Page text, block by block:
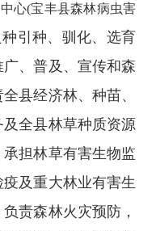
心(宝丰县森林病虫害
引种、驯化、选育
、普及、宣传和森
县经济林、种苗、
全县林草种质资源
担林草有害生物监
及重大林业有害生
责森林火灾预防，